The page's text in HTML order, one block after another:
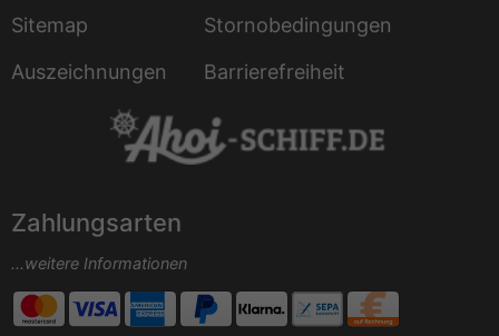
Sitemap
Stornobedingungen
Auszeichnungen
Barrierefreiheit
Zahlungsarten
...weitere Informationen